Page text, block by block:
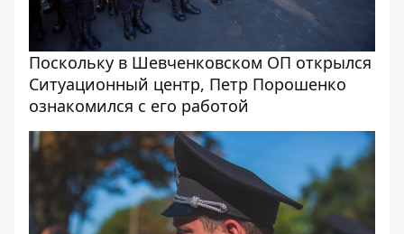
Поскольку в Шевченковском ОП открылся
Ситуационный центр, Петр Порошенко
ознакомился с его работой